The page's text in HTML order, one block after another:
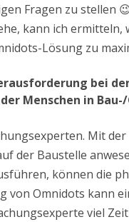
Fragen zu stellen
kann ich ermitteln,
Lösung zu
bei
Menschen in
Mit
der Baustelle
können die
von Omnidots kann
viel